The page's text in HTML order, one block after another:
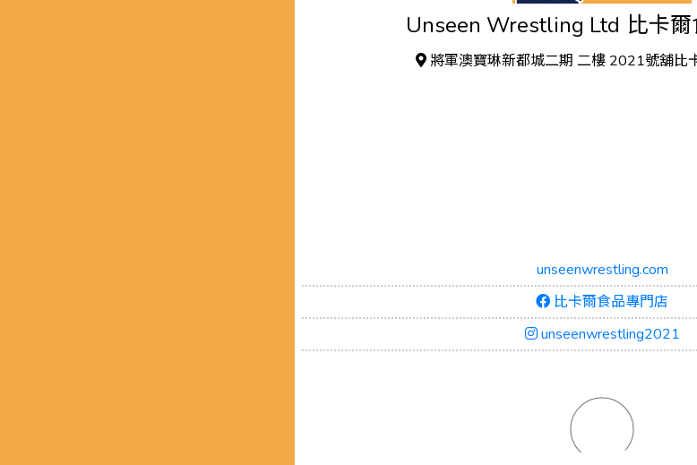
Unseen Wrestling Ltd 比卡
將軍澳寶琳新都城二期 二樓 2021號舖比
unseenwrestling.com
比卡爾食品專門店
unseenwrestling2021